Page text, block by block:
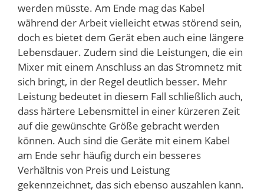
werden müsste. Am Ende mag das Kabel
während der Arbeit vielleicht etwas störend sein,
doch es bietet dem Gerät eben auch eine längere
Lebensdauer. Zudem sind die Leistungen, die ein
Mixer mit einem Anschluss an das Stromnetz mit
sich bringt, in der Regel deutlich besser. Mehr
Leistung bedeutet in diesem Fall schließlich auch,
dass härtere Lebensmittel in einer kürzeren Zeit
auf die gewünschte Größe gebracht werden
können. Auch sind die Geräte mit einem Kabel
am Ende sehr häufig durch ein besseres
Verhältnis von Preis und Leistung
gekennzeichnet, das sich ebenso auszahlen kann.